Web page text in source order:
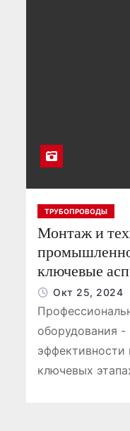
ТРУБОПРОВОДЫ
Монтаж и
ключевые
Окт 25, 2024
оборудования -
эффективности
ключевых